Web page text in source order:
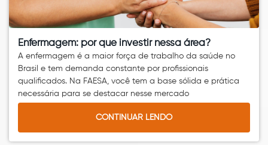
Enfermagem: por que investir nessa área?
A enfermagem é a maior força de trabalho da saúde no
Brasil e tem demanda constante por profissionais
qualificados. Na FAESA, você tem a base sólida e prática
necessária para se destacar nesse mercado
CONTINUAR LENDO